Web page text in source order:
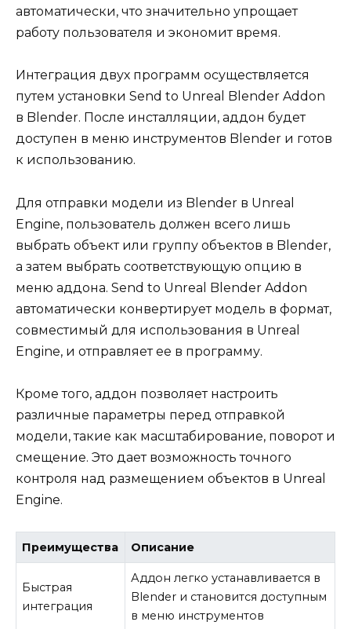
автоматически, что значительно упрощает
работу пользователя и экономит время.
Интеграция двух программ осуществляется
путем установки Send to Unreal Blender Addon
в Blender. После инсталляции, аддон будет
доступен в меню инструментов Blender и готов
к использованию.
Для отправки модели из Blender в Unreal
Engine, пользователь должен всего лишь
выбрать объект или группу объектов в Blender,
а затем выбрать соответствующую опцию в
меню аддона. Send to Unreal Blender Addon
автоматически конвертирует модель в формат,
совместимый для использования в Unreal
Engine, и отправляет ее в программу.
Кроме того, аддон позволяет настроить
различные параметры перед отправкой
модели, такие как масштабирование, поворот и
смещение. Это дает возможность точного
контроля над размещением объектов в Unreal
Engine.
Преимущества Описание
Быстрая
интеграция
Аддон легко устанавливается в
Blender и становится доступным
в меню инструментов